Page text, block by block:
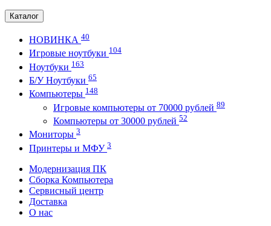
Каталог
НОВИНКА 40
Игровые ноутбуки 104
Ноутбуки 163
Б/У Ноутбуки 65
Компьютеры 148
Игровые компьютеры от 70000 рублей 89
Компьютеры от 30000 рублей 52
Мониторы 3
Принтеры и МФУ 3
Модернизация ПК
Сборка Компьютера
Сервисный центр
Доставка
О нас